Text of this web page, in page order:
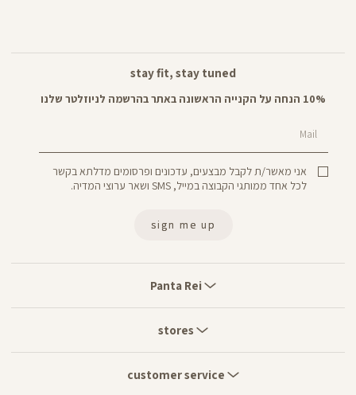
Rei
Panta Rei
stores
service
customer service
stay fit, stay tuned
10% הנחה על הקנייה הראשונה באתר בהרשמה לניוזלטר שלנו
Mail
אני מאשר/ת לקבל מבצעים, עדכונים ופרסומים מדלתא בקשר
לכל אחד ממותגי הקבוצה במייל, SMS ושאר ערוצי המדיה.
sign me up